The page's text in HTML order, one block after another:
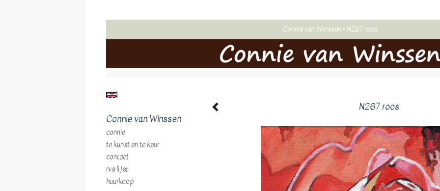
Connie van Winssen N267 roos
N267 roos
Connie van Winssen
connie
te kunst en te keur
contact
rvs lijst
huurkoop